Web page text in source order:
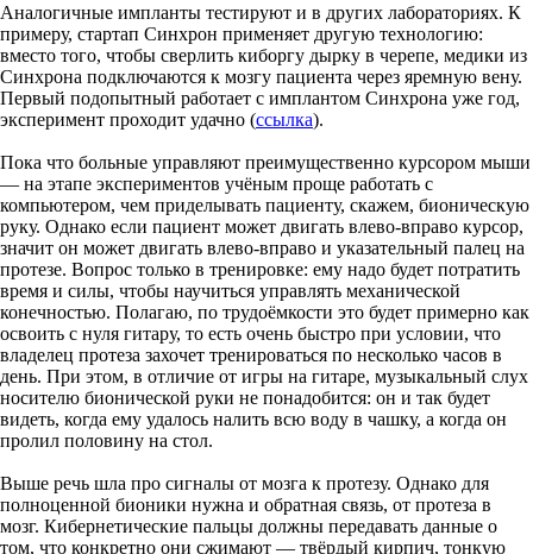
Аналогичные импланты тестируют и в других лабораториях. К
примеру, стартап Синхрон применяет другую технологию:
вместо того, чтобы сверлить киборгу дырку в черепе, медики из
Синхрона подключаются к мозгу пациента через яремную вену.
Первый подопытный работает с имплантом Синхрона уже год,
эксперимент проходит удачно (ссылка).
Пока что больные управляют преимущественно курсором мыши
— на этапе экспериментов учёным проще работать с
компьютером, чем приделывать пациенту, скажем, бионическую
руку. Однако если пациент может двигать влево-вправо курсор,
значит он может двигать влево-вправо и указательный палец на
протезе. Вопрос только в тренировке: ему надо будет потратить
время и силы, чтобы научиться управлять механической
конечностью. Полагаю, по трудоёмкости это будет примерно как
освоить с нуля гитару, то есть очень быстро при условии, что
владелец протеза захочет тренироваться по несколько часов в
день. При этом, в отличие от игры на гитаре, музыкальный слух
носителю бионической руки не понадобится: он и так будет
видеть, когда ему удалось налить всю воду в чашку, а когда он
пролил половину на стол.
Выше речь шла про сигналы от мозга к протезу. Однако для
полноценной бионики нужна и обратная связь, от протеза в
мозг. Кибернетические пальцы должны передавать данные о
том, что конкретно они сжимают — твёрдый кирпич, тонкую